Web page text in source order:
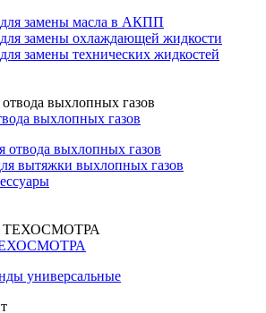
замены масла в АКПП
замены охлаждающей жидкости
замены технических жидкостей
выхлопных газов
отвода выхлопных газов
вытяжки выхлопных газов
универсальные